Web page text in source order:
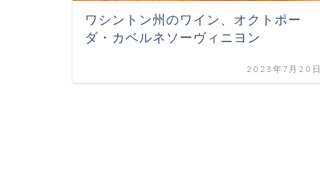
ワシントン州のワイン、オクトポー
ダ・カベルネソーヴィニヨン
2023年7月20日